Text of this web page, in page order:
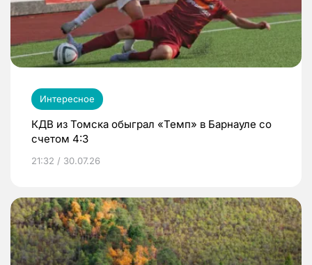
Интересное
КДВ из Томска обыграл «Темп» в Барнауле со
счетом 4:3
21:32 / 30.07.26